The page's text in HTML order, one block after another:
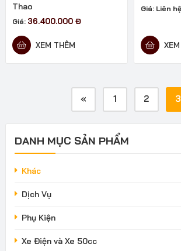
Thao
Giá: 36.400.000 Đ
XEM THÊM
Giá: Liên hệ
« 1 2 3
DANH MỤC SẢN PHẨM
Dịch Vụ
Phụ Kiện
Xe Điện và Xe 50cc
Khác